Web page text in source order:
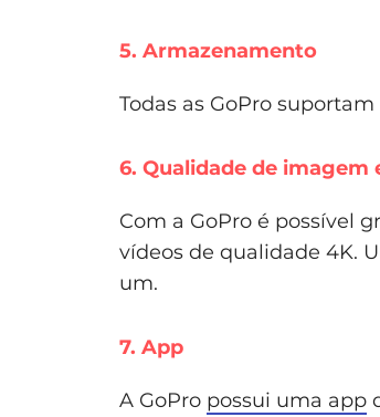
5. Armazenamento
Todas as GoPro
6. Qualidade de imagem
Com a GoPro é possível
vídeos de qualidade 4K.
um.
7. App
A GoPro possui uma app